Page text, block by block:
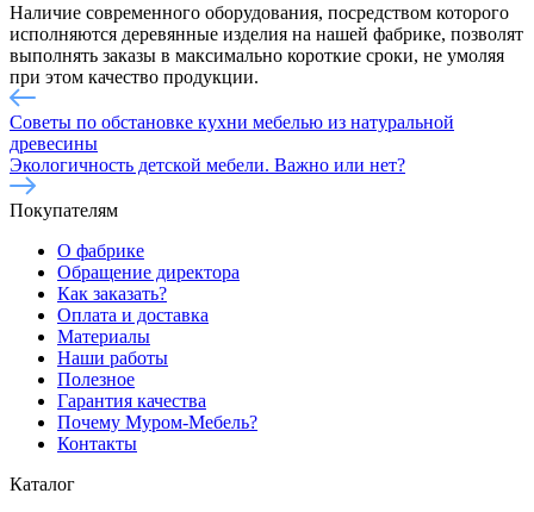
Наличие современного оборудования, посредством которого
исполняются деревянные изделия на нашей фабрике, позволят
выполнять заказы в максимально короткие сроки, не умоляя
при этом качество продукции.
Советы по обстановке кухни мебелью из натуральной
древесины
Экологичность детской мебели. Важно или нет?
Покупателям
О фабрике
Обращение директора
Как заказать?
Оплата и доставка
Материалы
Наши работы
Полезное
Гарантия качества
Почему Муром-Мебель?
Контакты
Каталог